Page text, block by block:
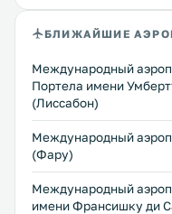
бассейном,
БЛИЖАЙШИЕ
Международный
Портела имени
(Лиссабон)
Международный
(Фару)
Международный
имени Франсишку ди